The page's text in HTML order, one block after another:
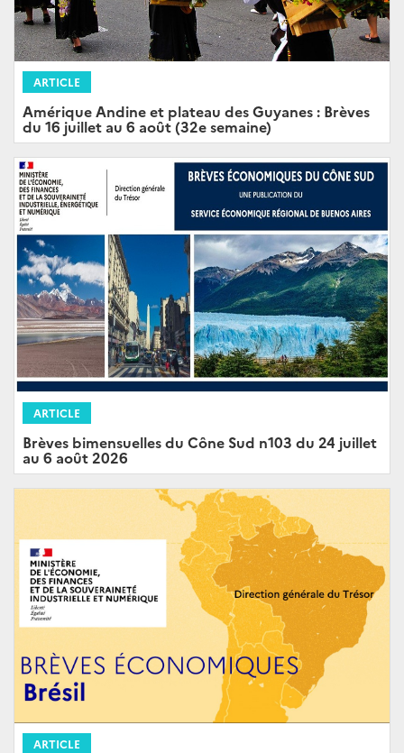
ARTICLE
Amérique Andine et plateau des Guyanes : Brèves
du 16 juillet au 6 août (32e semaine)
ARTICLE
Brèves bimensuelles du Cône Sud n103 du 24 juillet
au 6 août 2026
ARTICLE